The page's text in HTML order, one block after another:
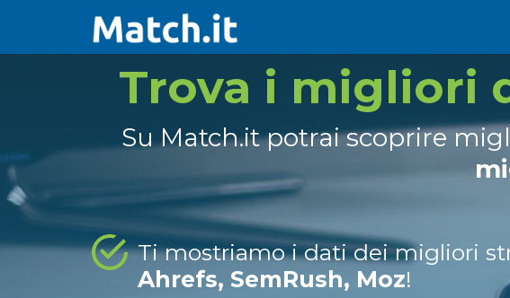
Trova i migliori
Su Match.it potrai scoprire
Ti mostriamo i dati dei migliori
Ahrefs, SemRush, Moz!